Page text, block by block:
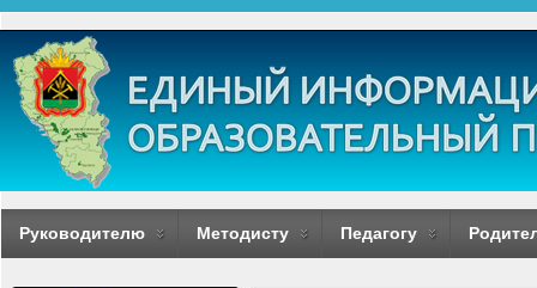
Руководителю Методисту Педагогу